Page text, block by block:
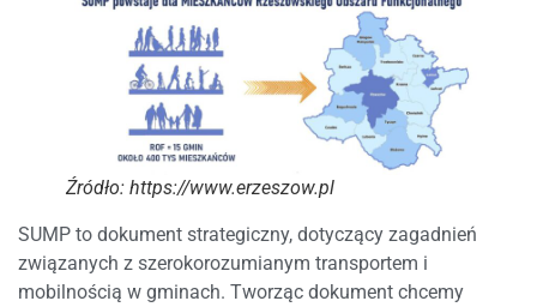
Źródło: https://www.erzeszow.pl
SUMP to dokument strategiczny, dotyczący zagadnień
związanych z szerokorozumianym transportem i
mobilnością w gminach. Tworząc dokument chcemy